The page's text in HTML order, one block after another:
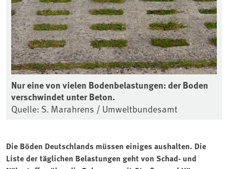
Nur eine von vielen Bodenbelastungen: der Boden
verschwindet unter Beton.
Quelle: S. Marahrens / Umweltbundesamt
Die Böden Deutschlands müssen einiges aushalten. Die
Liste der täglichen Belastungen geht von Schad- und